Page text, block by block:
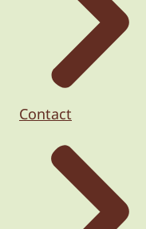
Contact